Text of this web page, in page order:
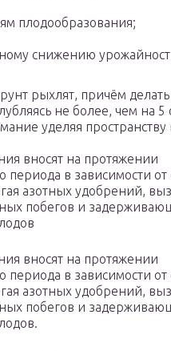
плодообразования;
снижению
рыхлят, причём
не более, чем на 5
уделяя пространству
вносят на протяжении
периода в зависимости от
азотных удобрений,
побегов и
вносят на протяжении
периода в зависимости от
азотных удобрений,
побегов и